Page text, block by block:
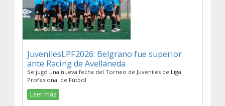
JuvenilesLPF2026: Belgrano fue superior
ante Racing de Avellaneda
Se jugó una nueva fecha del Torneo de Juveniles de Liga
Profesional de Fútbol
Leer más